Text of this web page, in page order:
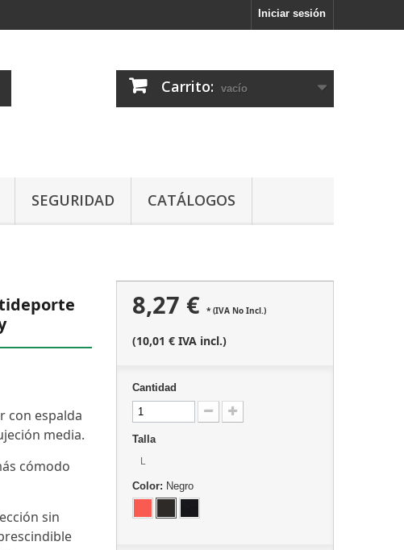
Iniciar sesión
Carrito: vacío
SEGURIDAD CATÁLOGOS
con espalda
media.
cómodo
sin
8,27 € * (IVA No Incl.)
(10,01 € IVA incl.)
Cantidad
Talla
L
Color: Negro